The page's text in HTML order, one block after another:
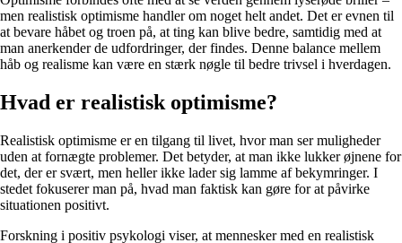
men realistisk optimisme handler om noget helt andet. Det er evnen til
at bevare håbet og troen på, at ting kan blive bedre, samtidig med at
man anerkender de udfordringer, der findes. Denne balance mellem
håb og realisme kan være en stærk nøgle til bedre trivsel i hverdagen.
Hvad er realistisk optimisme?
Realistisk optimisme er en tilgang til livet, hvor man ser muligheder
uden at fornægte problemer. Det betyder, at man ikke lukker øjnene for
det, der er svært, men heller ikke lader sig lamme af bekymringer. I
stedet fokuserer man på, hvad man faktisk kan gøre for at påvirke
situationen positivt.
Forskning i positiv psykologi viser, at mennesker med en realistisk